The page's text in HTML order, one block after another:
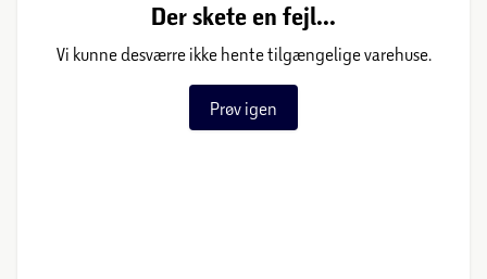
Der skete en fejl...
Vi kunne desværre ikke hente tilgængelige varehuse.
Prøv igen